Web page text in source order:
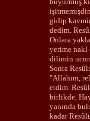
gidip
dedim.
Onlara
yerime nakl
dilimin
Sonra
"Allahım,
etdim.
birlikde,
yanında
kadar